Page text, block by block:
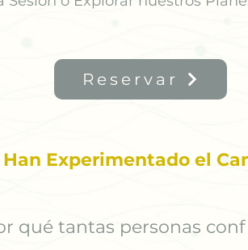
Reservar
Han Experimentado el
qué tantas personas